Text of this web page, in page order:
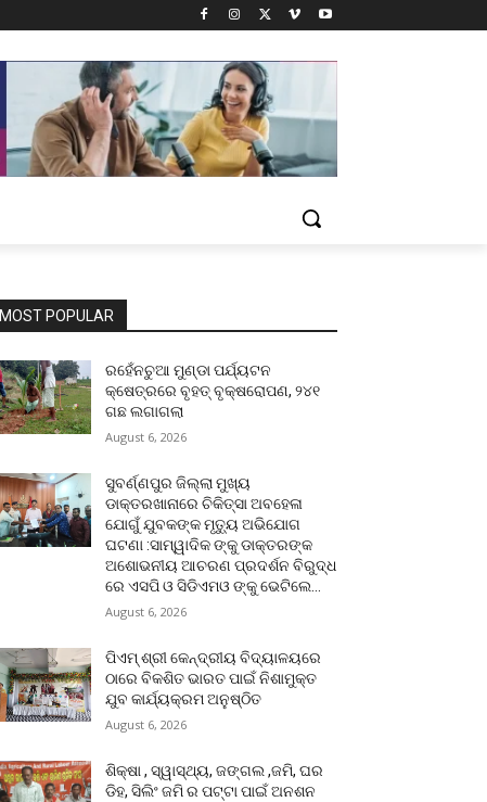
MOST POPULAR
ରହେଁନଚୁଆ ମୁଣ୍ଡା ପର୍ଯ୍ୟଟନ
କ୍ଷେତ୍ରରେ ବୃହତ୍ ବୃକ୍ଷରୋପଣ, ୨୪୧
ଗଛ ଲଗାଗଲା
August 6, 2026
ସୁବର୍ଣ୍ଣପୁର ଜିଲ୍ଲା ମୁଖ୍ୟ
ଡାକ୍ତରଖାନାରେ ଚିକିତ୍ସା ଅବହେଳା
ଯୋଗୁଁ ଯୁବକଙ୍କ ମୃତ୍ୟୁ ଅଭିଯୋଗ
ଘଟଣା :ସାମ୍ୱାଦିକ ଙ୍କୁ ଡାକ୍ତରଙ୍କ
ଅଶୋଭନୀୟ ଆଚରଣ ପ୍ରଦର୍ଶନ ବିରୁଦ୍ଧ
ରେ ଏସପି ଓ ସିଡିଏମଓ ଙ୍କୁ ଭେଟିଲେ...
August 6, 2026
ପିଏମ୍ ଶ୍ରୀ କେନ୍ଦ୍ରୀୟ ବିଦ୍ୟାଳୟରେ
ଠାରେ ବିକଶିତ ଭାରତ ପାଇଁ ନିଶାମୁକ୍ତ
ଯୁବ କାର୍ଯ୍ୟକ୍ରମ ଅନୁଷ୍ଠିତ
August 6, 2026
ଶିକ୍ଷା , ସ୍ୱାସ୍ଥ୍ୟ, ଜଙ୍ଗଲ ,ଜମି, ଘର
ଡିହ, ସିଲିଂ ଜମି ର ପଟ୍ଟା ପାଇଁ ଅନଶନ